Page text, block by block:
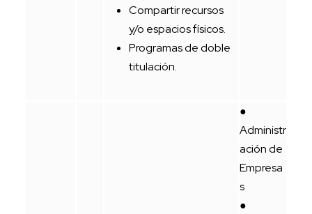
Compartir recursos
y/o espacios físicos.
Programas de doble
titulación.
●
Administr
ación de
Empresa
s
●